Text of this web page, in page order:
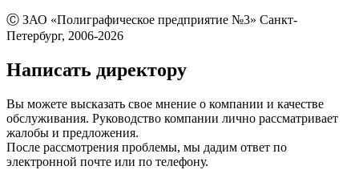
Ⓒ ЗАО «Полиграфическое предприятие №3» Санкт-
Петербург, 2006-2026
Написать директору
Вы можете высказать свое мнение о компании и качестве
обслуживания. Руководство компании лично рассматривает
жалобы и предложения.
После рассмотрения проблемы, мы дадим ответ по
электронной почте или по телефону.